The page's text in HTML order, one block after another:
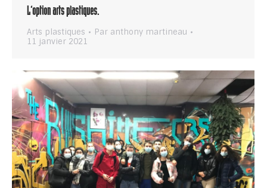
L’option arts plastiques.
Arts plastiques Par anthony martineau
11 janvier 2021